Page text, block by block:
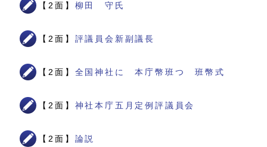
【2面】 柳田 守氏
【2面】 評議員会新副議長
【2面】 全国神社に 本庁幣班つ 班幣式
【2面】 神社本庁五月定例評議員会
【2面】 論説